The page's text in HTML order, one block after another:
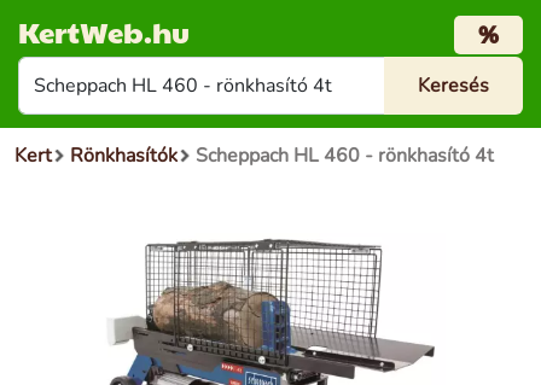
KertWeb.hu %
Kert Rönkhasítók Scheppach HL 460 - rönkhasító 4t